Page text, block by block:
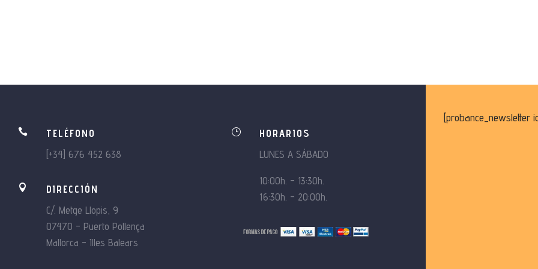

TELÉFONO
[+34] 676 452 638

DIRECCIÓN
C/. Metge Llopis, 9
07470 – Puerto Pollença
Mallorca – Illes Balears
}
HORARIOS
LUNES A SÁBADO
10:00h. – 13:30h.
16:30h. – 20:00h.
[probance_newsletter